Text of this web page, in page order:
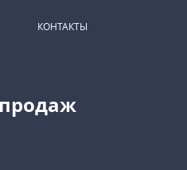
КОНТАКТЫ